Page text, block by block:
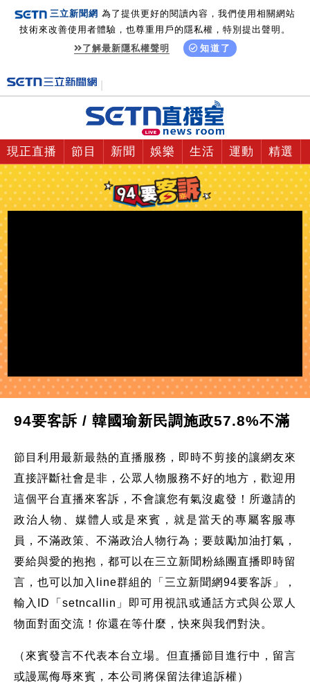
三立新聞網 為了提供更好的閱讀內容，我們使用相關網站
技術來改善使用者體驗，也尊重用戶的隱私權，特別提出聲明。
了解最新隱私權聲明
知道了
現正直播 節目 新聞 娛樂 生活 運動 精選
94要客訴 / 韓國瑜新民調施政57.8%不滿
節目利用最新最熱的直播服務，即時不剪接的讓網友來
直接評斷社會是非，公眾人物服務不好的地方，歡迎用
這個平台直播來客訴，不會讓您有氣沒處發！所邀請的
政治人物、媒體人或是來賓，就是當天的專屬客服專
員，不滿政策、不滿政治人物行為；要鼓勵加油打氣，
要給與愛的抱抱，都可以在三立新聞粉絲團直播即時留
言，也可以加入line群組的「三立新聞網94要客訴」，
輸入ID「setncallin」即可用視訊或通話方式與公眾人
物面對面交流！你還在等什麼，快來與我們對決。
（來賓發言不代表本台立場。但直播節目進行中，留言
或謾罵侮辱來賓，本公司將保留法律追訴權）